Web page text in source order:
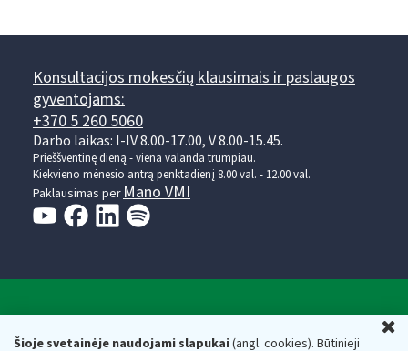
Šioje svetainėje naudojami slapukai(angl. cookies). Būtinieji
Konsultacijos mokesčių klausimais ir paslaugos
gyventojams:
+370 5 260 5060
Darbo laikas: I-IV 8.00-17.00, V 8.00-15.45.
Prieššventinę dieną - viena valanda trumpiau.
Kiekvieno mėnesio antrą penktadienį 8.00 val. - 12.00 val.
Paklausimas per Mano VMI
Respublikos finansų ministerijos